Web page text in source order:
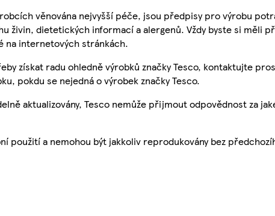
věnována nejvyšší péče, jsou předpisy pro výrobu
živin, dietetických informací a alergenů. Vždy byste si měli
na internetových stránkách.
získat radu ohledně výrobků značky Tesco, kontaktujte
pokdu se nejedná o výrobek značky Tesco.
aktualizovány, Tesco nemůže přijmout odpovědnost za
použití a nemohou být jakkoliv reprodukovány bez